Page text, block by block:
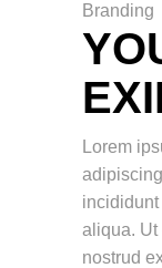
Branding
Lorem
aliqua. Ut
nostrud